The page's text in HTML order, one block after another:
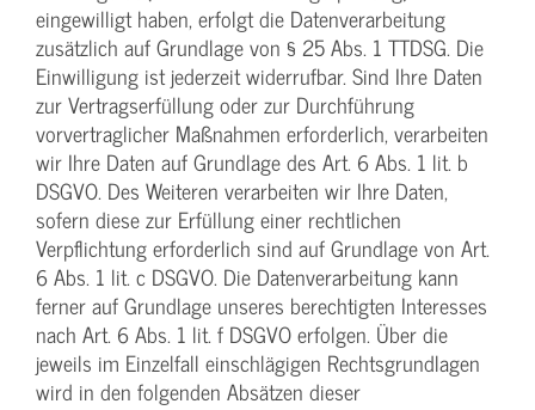
eingewilligt haben, erfolgt die Datenverarbeitung
zusätzlich auf Grundlage von § 25 Abs. 1 TTDSG. Die
Einwilligung ist jederzeit widerrufbar. Sind Ihre Daten
zur Vertragserfüllung oder zur Durchführung
vorvertraglicher Maßnahmen erforderlich, verarbeiten
wir Ihre Daten auf Grundlage des Art. 6 Abs. 1 lit. b
DSGVO. Des Weiteren verarbeiten wir Ihre Daten,
sofern diese zur Erfüllung einer rechtlichen
Verpflichtung erforderlich sind auf Grundlage von Art.
6 Abs. 1 lit. c DSGVO. Die Datenverarbeitung kann
ferner auf Grundlage unseres berechtigten Interesses
nach Art. 6 Abs. 1 lit. f DSGVO erfolgen. Über die
jeweils im Einzelfall einschlägigen Rechtsgrundlagen
wird in den folgenden Absätzen dieser